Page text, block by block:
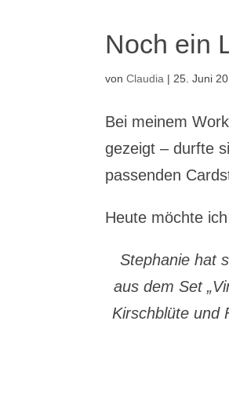
Noch ein
vonClaudia | 25. Juni
Bei meinem
gezeigt – durfte
passenden
Heute möchte
Stephanie hat
aus dem Set
Kirschblüte und